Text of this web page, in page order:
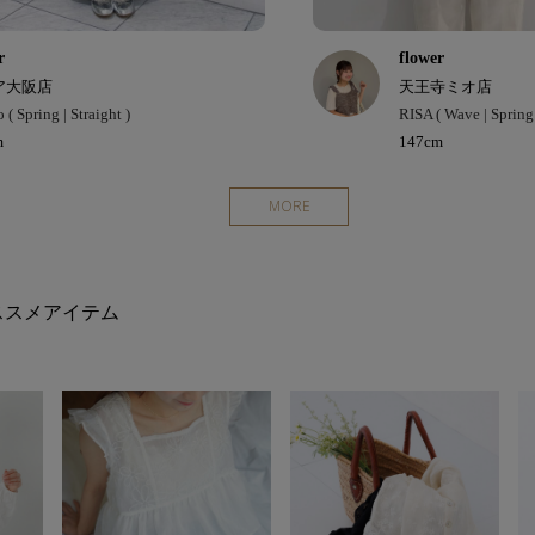
大阪店
( Spring | Straight )
flower
天王寺ミオ店
RISA ( Wave |
147cm
MORE
メアイテム